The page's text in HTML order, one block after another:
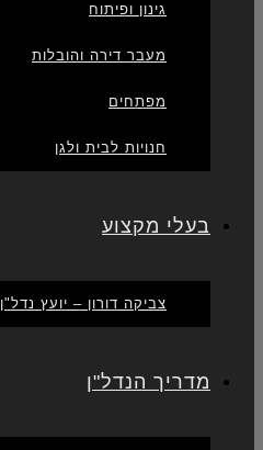
גינון ופיתוח
מעבר דירה והובלות
מפתחים
חנויות לבית ולגן
בעלי מקצוע
צביקה דורון – יועץ נדל"ן
מדריך הנדל"ן